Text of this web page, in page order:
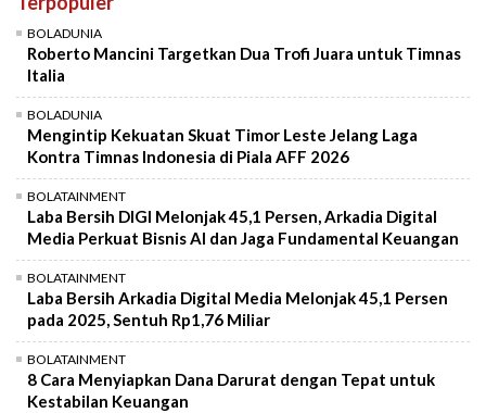
BOLADUNIA
Roberto Mancini Targetkan Dua Trofi Juara untuk Timnas
Italia
BOLADUNIA
Mengintip Kekuatan Skuat Timor Leste Jelang Laga
Kontra Timnas Indonesia di Piala AFF 2026
BOLATAINMENT
Laba Bersih DIGI Melonjak 45,1 Persen, Arkadia Digital
Media Perkuat Bisnis AI dan Jaga Fundamental Keuangan
BOLATAINMENT
Laba Bersih Arkadia Digital Media Melonjak 45,1 Persen
pada 2025, Sentuh Rp1,76 Miliar
BOLATAINMENT
8 Cara Menyiapkan Dana Darurat dengan Tepat untuk
Kestabilan Keuangan